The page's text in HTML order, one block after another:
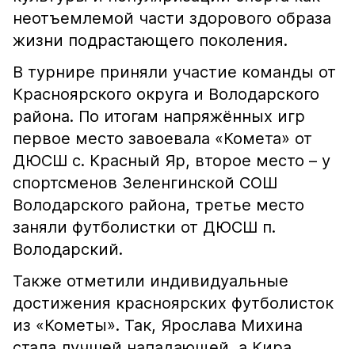
неотъемлемой части здорового образа
жизни подрастающего поколения.
В турнире приняли участие команды от
Красноярского округа и Володарского
района. По итогам напряжённых игр
первое место завоевала «Комета» от
ДЮСШ с. Красный Яр, второе место – у
спортсменов Зеленгинской СОШ
Володарского района, третье место
заняли футболистки от ДЮСШ п.
Володарский.
Также отметили индивидуальные
достижения красноярских футболисток
из «Кометы». Так, Ярослава Михина